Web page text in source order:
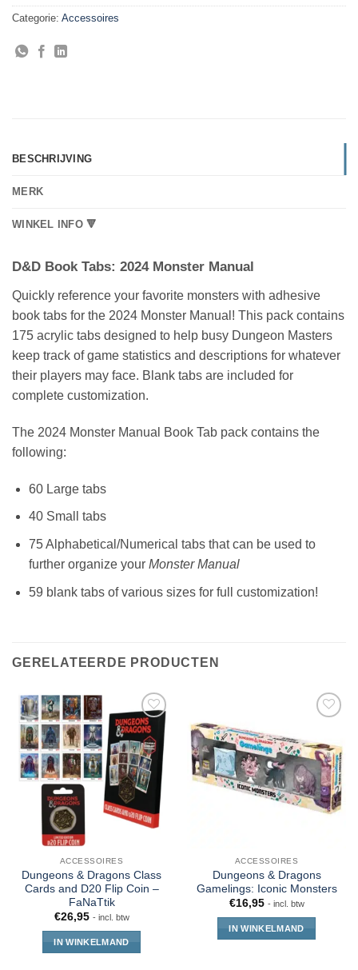
Categorie: Accessoires
BESCHRIJVING
MERK
WINKEL INFO 🔻
D&D Book Tabs: 2024 Monster Manual
Quickly reference your favorite monsters with adhesive
book tabs for the 2024 Monster Manual! This pack contains
175 acrylic tabs designed to help busy Dungeon Masters
keep track of game statistics and descriptions for whatever
their players may face. Blank tabs are included for
complete customization.
The 2024 Monster Manual Book Tab pack contains the
following:
60 Large tabs
40 Small tabs
75 Alphabetical/Numerical tabs that can be used to
further organize your Monster Manual
59 blank tabs of various sizes for full customization!
GERELATEERDE PRODUCTEN
ACCESSOIRES
Dungeons & Dragons Class
Cards and D20 Flip Coin –
FaNaTtik
€26,95 - incl. btw
IN WINKELMAND
ACCESSOIRES
Dungeons & Dragons
Gamelings: Iconic Monsters
€16,95 - incl. btw
IN WINKELMAND